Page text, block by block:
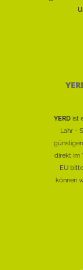
YERD ist
Lahr -
direkt im
EU
können